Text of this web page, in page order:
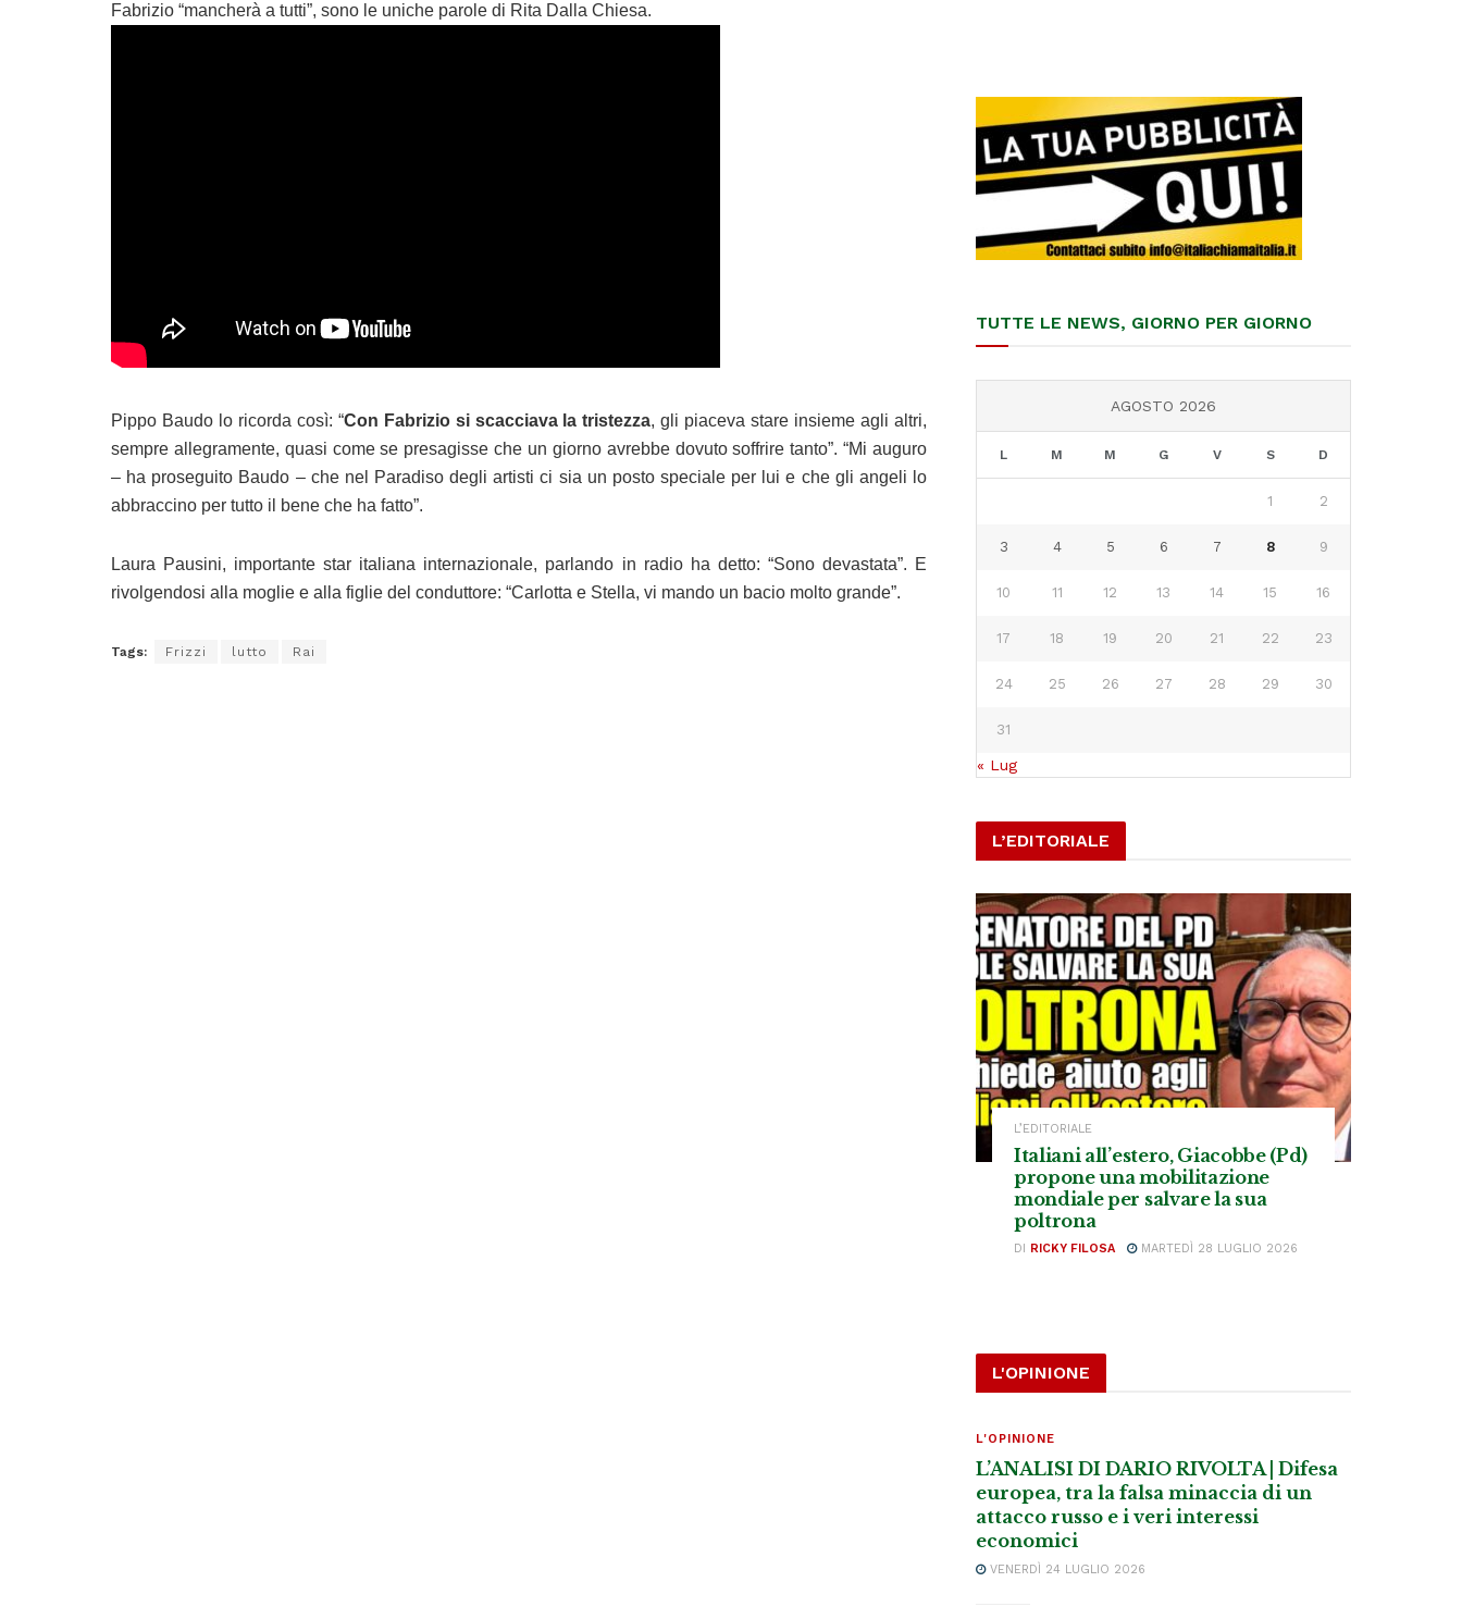
Fabrizio “mancherà a tutti”, sono le uniche parole di Rita Dalla Chiesa.
Pippo Baudo lo ricorda così: “Con Fabrizio si scacciava la tristezza, gli piaceva stare insieme agli altri,
sempre allegramente, quasi come se presagisse che un giorno avrebbe dovuto soffrire tanto”. “Mi auguro
– ha proseguito Baudo – che nel Paradiso degli artisti ci sia un posto speciale per lui e che gli angeli lo
abbraccino per tutto il bene che ha fatto”.
Laura Pausini, importante star italiana internazionale, parlando in radio ha detto: “Sono devastata”. E
rivolgendosi alla moglie e alla figlie del conduttore: “Carlotta e Stella, vi mando un bacio molto grande”.
Tags: Frizzi lutto Rai
TUTTE LE NEWS, GIORNO PER GIORNO
AGOSTO 2026
L M M G V S D
1 2
3 4 5 6 7 8 9
10 11 12 13 14 15 16
17 18 19 20 21 22 23
24 25 26 27 28 29 30
31
« Lug
L’EDITORIALE
L’EDITORIALE
Italiani all’estero, Giacobbe (Pd)
propone una mobilitazione
mondiale per salvare la sua
poltrona
DI RICKY FILOSA MARTEDÌ 28 LUGLIO 2026
L'OPINIONE
L'OPINIONE
L’ANALISI DI DARIO RIVOLTA | Difesa
europea, tra la falsa minaccia di un
attacco russo e i veri interessi
economici
VENERDÌ 24 LUGLIO 2026